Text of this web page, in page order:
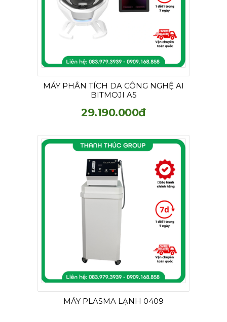
MÁY PHÂN TÍCH DA CÔNG NGHỆ AI
BITMOJI A5
29.190.000đ
MÁY PLASMA LẠNH 0409